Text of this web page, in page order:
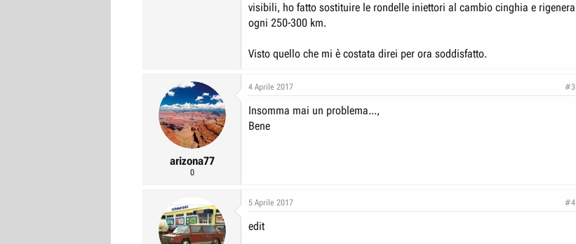
visibili, ho fatto sostituire le rondelle iniettori al cambio cinghia e rigenera
ogni 250-300 km.
Visto quello che mi è costata direi per ora soddisfatto.
arizona77
0
4 Aprile 2017 #3
Insomma mai un problema...,
Bene
5 Aprile 2017 #4
edit